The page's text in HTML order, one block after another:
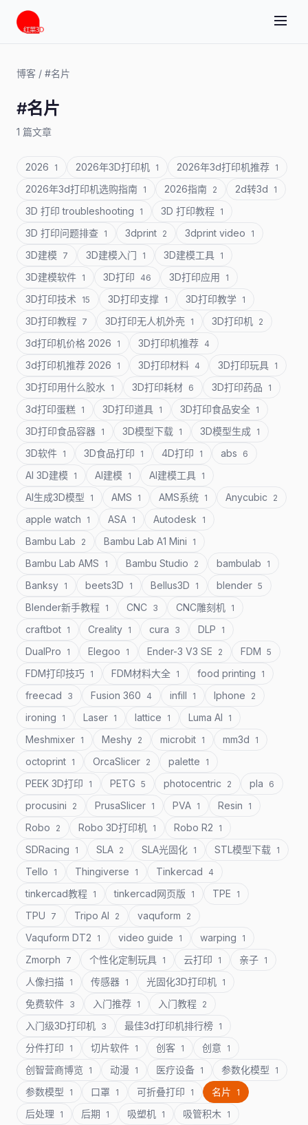
博客 / #名片
#名片
1 篇文章
2026 1 2026年3D打印机 1 2026年3d打印机推荐 1
2026年3d打印机选购指南 1 2026指南 2 2d转3d 1
3D 打印 troubleshooting 1 3D 打印教程 1
3D 打印问题排查 1 3dprint 2 3dprint video 1
3D建模 7 3D建模入门 1 3D建模工具 1
3D建模软件 1 3D打印 46 3D打印应用 1
3D打印技术 15 3D打印支撑 1 3D打印教学 1
3D打印教程 7 3D打印无人机外壳 1 3D打印机 2
3d打印机价格 2026 1 3D打印机推荐 4
3d打印机推荐 2026 1 3D打印材料 4 3D打印玩具 1
3D打印用什么胶水 1 3D打印耗材 6 3D打印药品 1
3d打印蛋糕 1 3D打印道具 1 3D打印食品安全 1
3D打印食品容器 1 3D模型下载 1 3D模型生成 1
3D软件 1 3D食品打印 1 4D打印 1 abs 6
AI 3D建模 1 AI建模 1 AI建模工具 1
AI生成3D模型 1 AMS 1 AMS系统 1 Anycubic 2
apple watch 1 ASA 1 Autodesk 1
Bambu Lab 2 Bambu Lab A1 Mini 1
Bambu Lab AMS 1 Bambu Studio 2 bambulab 1
Banksy 1 beets3D 1 Bellus3D 1 blender 5
Blender新手教程 1 CNC 3 CNC雕刻机 1
craftbot 1 Creality 1 cura 3 DLP 1
DualPro 1 Elegoo 1 Ender-3 V3 SE 2 FDM 5
FDM打印技巧 1 FDM材料大全 1 food printing 1
freecad 3 Fusion 360 4 infill 1 Iphone 2
ironing 1 Laser 1 lattice 1 Luma AI 1
Meshmixer 1 Meshy 2 microbit 1 mm3d 1
octoprint 1 OrcaSlicer 2 palette 1
PEEK 3D打印 1 PETG 5 photocentric 2 pla 6
procusini 2 PrusaSlicer 1 PVA 1 Resin 1
Robo 2 Robo 3D打印机 1 Robo R2 1
SDRacing 1 SLA 2 SLA光固化 1 STL模型下载 1
Tello 1 Thingiverse 1 Tinkercad 4
tinkercad教程 1 tinkercad网页版 1 TPE 1
TPU 7 Tripo AI 2 vaquform 2
Vaquform DT2 1 video guide 1 warping 1
Zmorph 7 个性化定制玩具 1 云打印 1 亲子 1
人像扫描 1 传感器 1 光固化3D打印机 1
免费软件 3 入门推荐 1 入门教程 2
入门级3D打印机 3 最佳3d打印机排行榜 1
分件打印 1 切片软件 1 创客 1 创意 1
创智营商博览 1 动漫 1 医疗设备 1 参数化模型 1
参数模型 1 口罩 1 可折叠打印 1 名片 1
后处理 1 后期 1 吸塑机 1 吸管积木 1